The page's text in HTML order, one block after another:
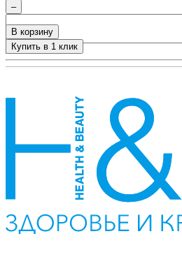
–
+
В корзину
Купить в 1 клик